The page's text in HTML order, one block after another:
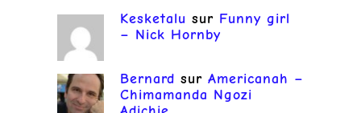
Kesketalu sur Funny girl
– Nick Hornby
Bernard sur Americanah –
Chimamanda Ngozi